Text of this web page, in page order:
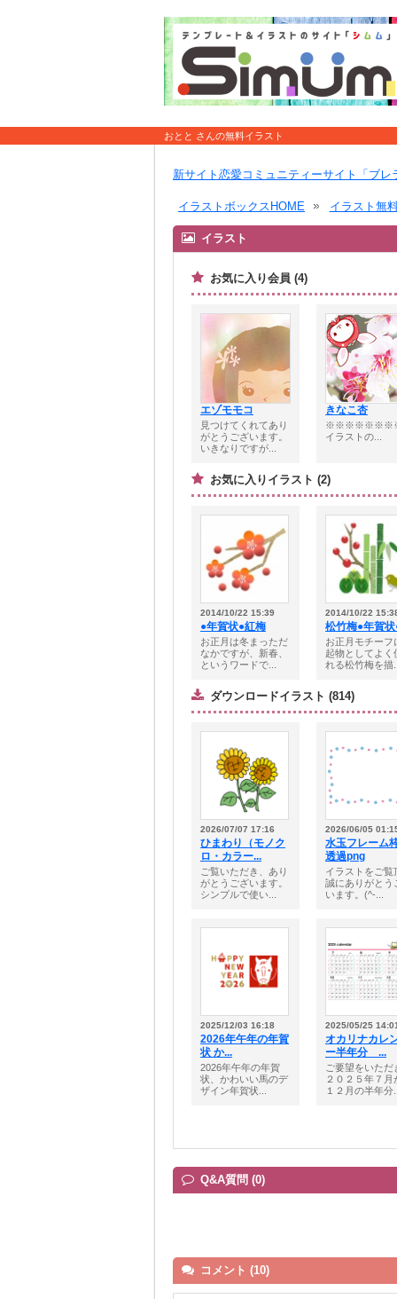
おとと さんの無料イラスト
新サイト恋愛コミュニティーサイト「ブレ
イラストボックスHOME イラスト無
イラスト
お気に入り会員 (4)
エゾモモコ
見つけてくれてあり
がとうございます。
いきなりですが...
きなこ杏
イラストの...
お気に入りイラスト (2)
2014/10/22 15:39
●年賀状●紅梅
お正月は冬まっただ
なかですが、新春、
というワードで...
2014/10/22
松竹梅●年賀
お正月モチーフ
起物としてよく
れる松竹梅を描
ダウンロードイラスト (814)
2026/07/07 17:16
ひまわり（モノク
ロ・カラー...
ご覧いただき、あり
がとうございます。
シンプルで使い...
2026/06/05
水玉フレー
透過png
イラストをご覧
誠にありがとう
います。(^-...
2025/12/03 16:18
2026年午年の年賀
状 か...
2026年午年の年賀
状、かわいい馬のデ
ザイン年賀状...
2025/05/25
オカリナカレ
ー半年分 ...
ご要望をいただ
２０２５年７月
１２月の半年分
Q&A質問 (0)
コメント (10)